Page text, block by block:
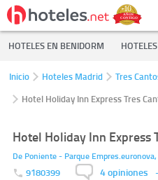
HOTELES EN BENIDORM
Inicio Hoteles Madrid
Tres
Hotel Holiday Inn Express Tres
Hotel Holiday Inn Express
De Poniente - Parque
9180399 4 opiniones -